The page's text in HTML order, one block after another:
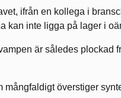
ifrån en kollega i
kan inte ligga på lager i
är således plockad
överstiger